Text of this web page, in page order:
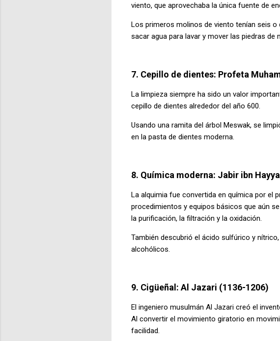
viento, que aprovechaba la única fuente de
Los primeros molinos de viento tenían seis
sacar agua para lavar y mover las piedras de
7. Cepillo de dientes: Profeta
La limpieza siempre ha sido un valor
cepillo de dientes alrededor del año 600.
Usando una ramita del árbol Meswak, se
en la pasta de dientes moderna.
8. Química moderna: Jabir ibn
La alquimia fue convertida en química por el
procedimientos y equipos básicos que aún
la purificación, la filtración y la oxidación.
También descubrió el ácido sulfúrico y
alcohólicos.
9. Cigüeñal: Al Jazari (1136-1206)
El ingeniero musulmán Al Jazari creó el
Al convertir el movimiento giratorio en
facilidad.